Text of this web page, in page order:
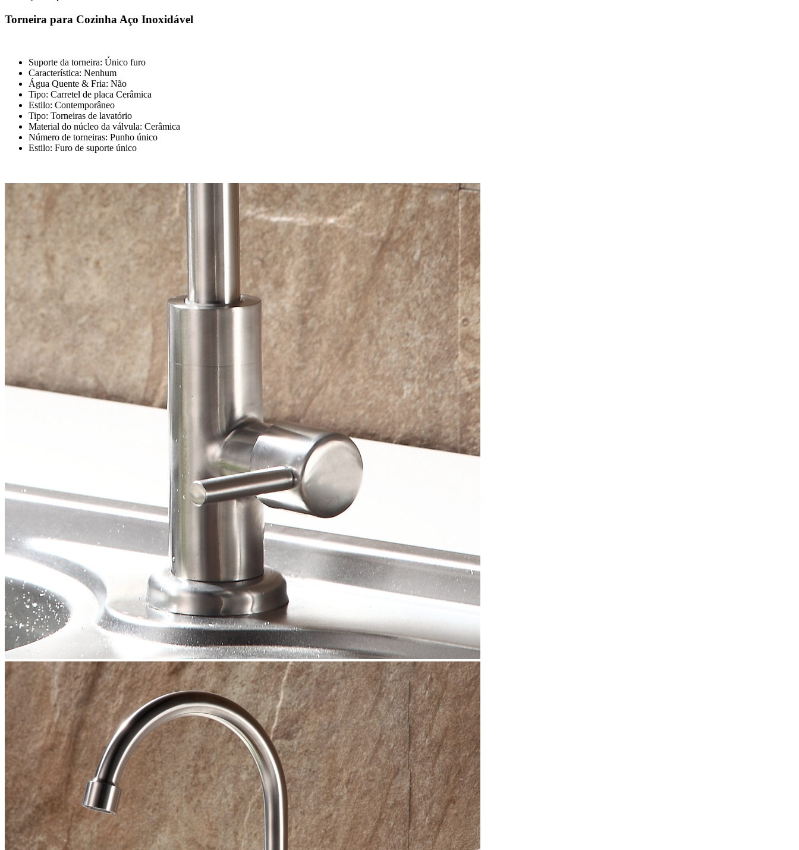
Torneira para Cozinha Aço Inoxidável
Suporte da torneira: Único furo
Característica: Nenhum
Água Quente & Fria: Não
Tipo: Carretel de placa Cerâmica
Estilo: Contemporâneo
Tipo: Torneiras de lavatório
Material do núcleo da válvula: Cerâmica
Número de torneiras: Punho único
Estilo: Furo de suporte único